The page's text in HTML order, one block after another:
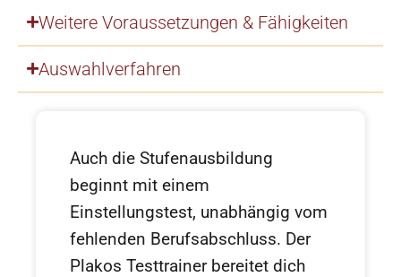
Weitere Voraussetzungen & Fähigkeiten
Auswahlverfahren
Auch die Stufenausbildung
beginnt mit einem
Einstellungstest, unabhängig vom
fehlenden Berufsabschluss. Der
Plakos Testtrainer bereitet dich